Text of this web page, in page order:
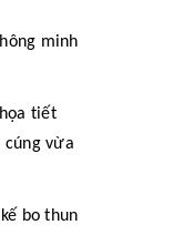
minh
tiết
cúng vừa
bo thun